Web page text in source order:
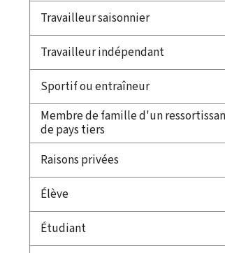
Travailleur saisonnier
Travailleur indépendant
Sportif ou entraîneur
Membre de famille d'un
de pays tiers
Raisons privées
Élève
Étudiant